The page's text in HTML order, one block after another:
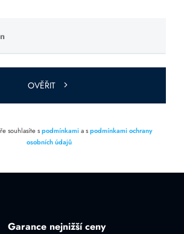
OVĚŘIT
souhlasíte spodmínkamia spodmínkami ochrany
osobních údajů
Garance nejnižší ceny